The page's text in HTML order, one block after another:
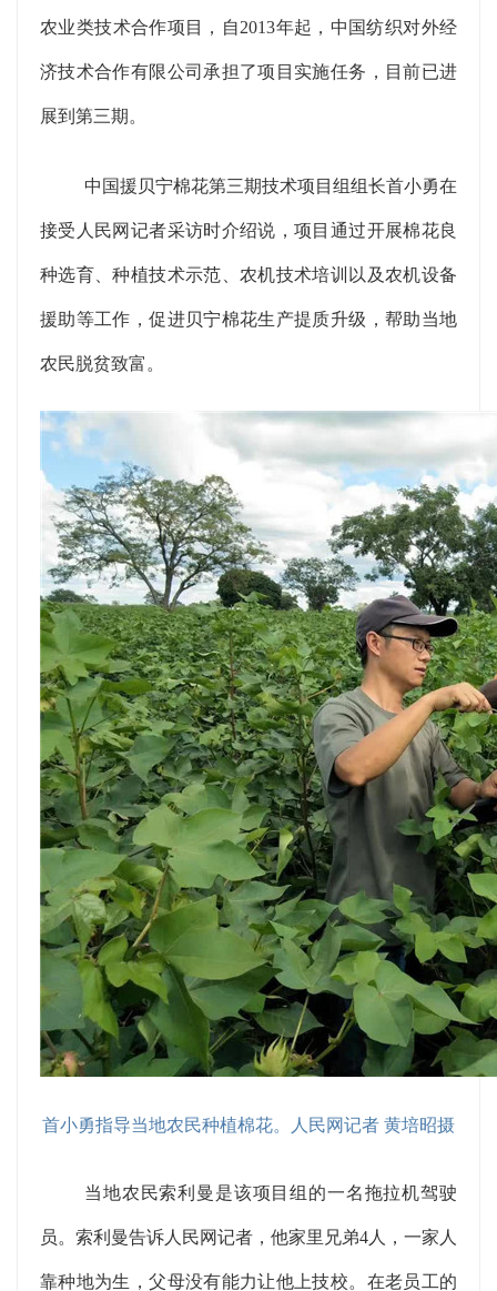
农业类技术合作项目，自2013年起，中国纺织对外经
济技术合作有限公司承担了项目实施任务，目前已进
展到第三期。
中国援贝宁棉花第三期技术项目组组长首小勇在
接受人民网记者采访时介绍说，项目通过开展棉花良
种选育、种植技术示范、农机技术培训以及农机设备
援助等工作，促进贝宁棉花生产提质升级，帮助当地
农民脱贫致富。
首小勇指导当地农民种植棉花。人民网记者 黄培昭摄
当地农民索利曼是该项目组的一名拖拉机驾驶
员。索利曼告诉人民网记者，他家里兄弟4人，一家人
靠种地为生，父母没有能力让他上技校。在老员工的